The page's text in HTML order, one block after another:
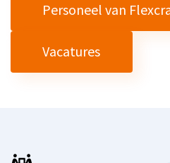
Personeel van
Vacatures